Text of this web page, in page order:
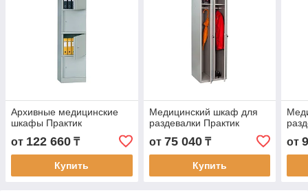
Архивные медицинские
шкафы Практик
от 122 660 ₸
Купить
Медицинский шкаф для
раздевалки Практик
от 75 040₸
Купить
от